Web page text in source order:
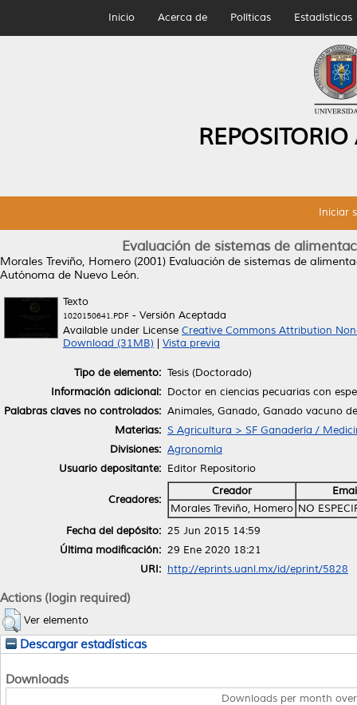
Inicio Acerca de Políticas Estadísticas
Iniciar
Evaluación de sistemas de
Morales Treviño, Homero (2001) Evaluación de sistemas de
Autónoma de Nuevo León.
Texto
1020150641.PDF - Versión Aceptada
Available under License Creative Commons Attribution
Download (31MB)
Vista previa
Tipo de elemento: Tesis (Doctorado)
Información adicional: Doctor en ciencias pecuarias con
Palabras claves no controlados: Animales, Ganado, Ganado vacuno
Materias: S Agricultura > SF Ganadería /
Divisiones: Agronomía
Usuario depositante: Editor Repositorio
Creadores:
Creador
Morales Treviño, Homero NO
Fecha del depósito: 25 Jun 2015 14:59
Última modificación: 29 Ene 2020 18:21
URI: http://eprints.uanl.mx/id/eprint/5828
Actions (login required)
Ver elemento
Descargar estadísticas
Downloads
Downloads per month